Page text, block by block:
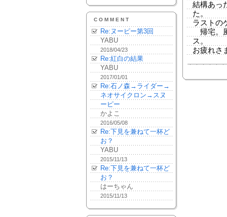
COMMENT
Re:ヌーピー第3回
YABU
2018/04/23
Re:紅白の結果
YABU
2017/01/01
Re:石ノ森→ライダー→
ネオサイクロン→スヌ
ーピー
かよこ
2016/05/08
Re:下見を兼ねて一杯ど
お？
YABU
2015/11/13
Re:下見を兼ねて一杯ど
お？
はーちゃん
2015/11/13
結構あっ
た。
ラストの
帰宅。
ス。
お疲れさ